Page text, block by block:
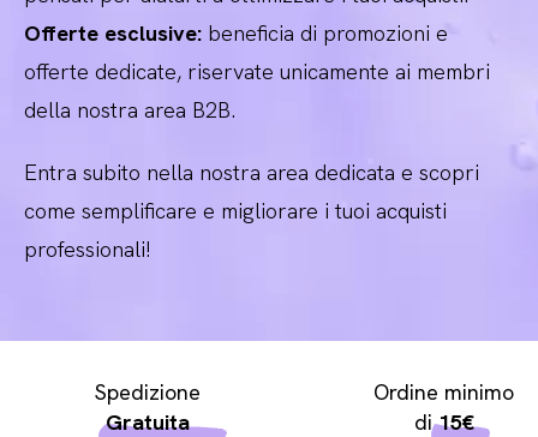
Offerte esclusive: beneficia di promozioni e
offerte dedicate, riservate unicamente ai membri
della nostra area B2B.
Entra subito nella nostra area dedicata e scopri
come semplificare e migliorare i tuoi acquisti
professionali!
Spedizione
Gratuita
Ordine minimo
di15€